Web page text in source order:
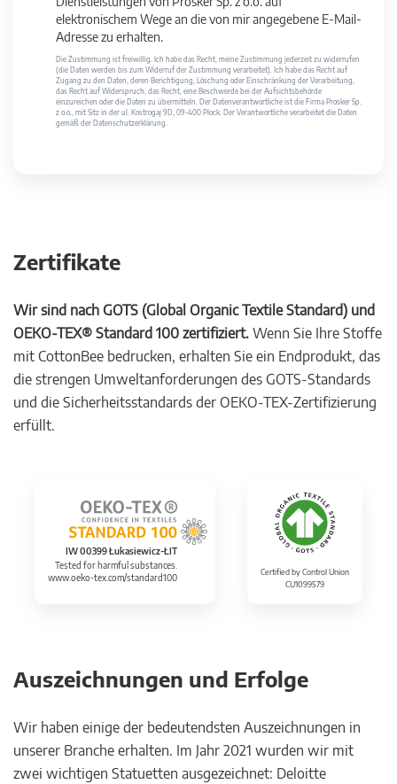
elektronischem Wege an die von mir angegebene E-Mail-
Adresse zu erhalten.
Die Zustimmung ist freiwillig. Ich habe das Recht, meine Zustimmung jederzeit zu widerrufen
(die Daten werden bis zum Widerruf der Zustimmung verarbeitet). Ich habe das Recht auf
Zugang zu den Daten, deren Berichtigung, Löschung oder Einschränkung der Verarbeitung,
das Recht auf Widerspruch, das Recht, eine Beschwerde bei der Aufsichtsbehörde
einzureichen oder die Daten zu übermitteln. Der Datenverantwortliche ist die Firma Prosker Sp.
z o.o., mit Sitz in der ul. Kostrogaj 9D, 09-400 Płock. Der Verantwortliche verarbeitet die Daten
gemäß der Datenschutzerklärung.
Zertifikate
Wir sind nach GOTS (Global Organic Textile Standard) und
OEKO-TEX® Standard 100 zertifiziert. Wenn Sie Ihre Stoffe
mit CottonBee bedrucken, erhalten Sie ein Endprodukt, das
die strengen Umweltanforderungen des GOTS-Standards
und die Sicherheitsstandards der OEKO-TEX-Zertifizierung
erfüllt.
IW 00399 Łukasiewicz-ŁIT
Tested for harmful substances.
www.oeko-tex.com/standard100
Certified by Control Union
CU1099579
Auszeichnungen und Erfolge
Wir haben einige der bedeutendsten Auszeichnungen in
unserer Branche erhalten. Im Jahr 2021 wurden wir mit
zwei wichtigen Statuetten ausgezeichnet: Deloitte